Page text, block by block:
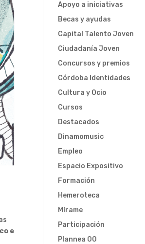
e
Apoyo a iniciativas
Becas y ayudas
Capital Talento Joven
Ciudadanía Joven
Concursos y premios
Córdoba Identidades
Cultura y Ocio
Cursos
Destacados
Dinamomusic
Empleo
Espacio Expositivo
Formación
Hemeroteca
Mírame
Participación
Plannea 00